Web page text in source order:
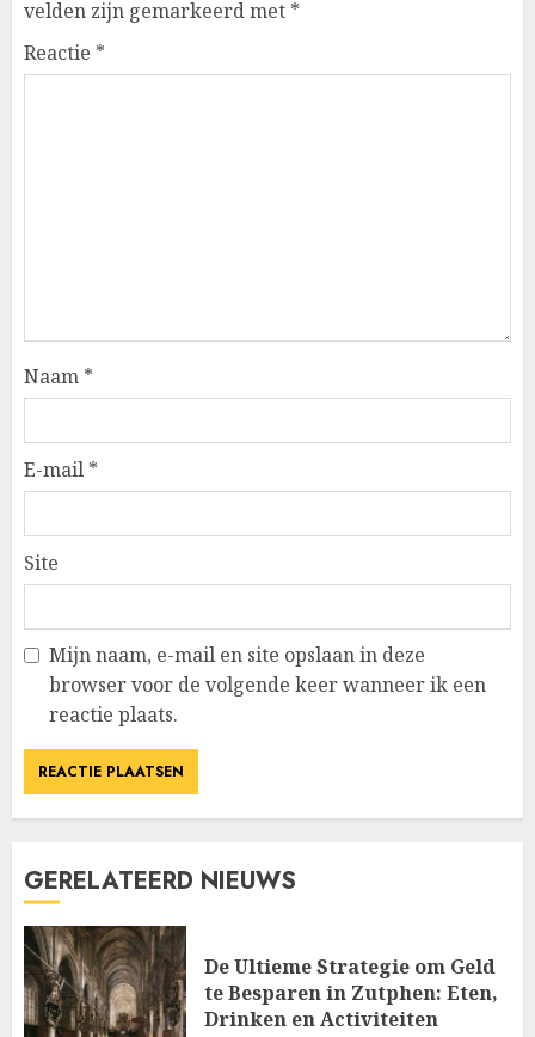
velden zijn gemarkeerd met *
Reactie *
Naam *
E-mail *
Site
Mijn naam, e-mail en site opslaan in deze
browser voor de volgende keer wanneer ik een
reactie plaats.
GERELATEERD NIEUWS
De Ultieme Strategie om Geld
te Besparen in Zutphen: Eten,
Drinken en Activiteiten